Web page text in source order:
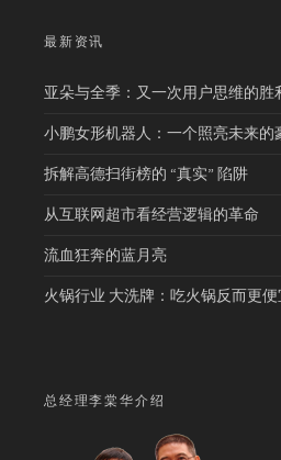
最新资讯
亚朵与全季：又一次用户思维的胜
小鹏女形机器人：一个照亮未来的
拆解高德扫街榜的 “真实” 陷阱
从互联网超市看经营逻辑的革命
流血狂奔的蓝月亮
火锅行业 大洗牌：吃火锅反而更便
总经理李棠华介绍